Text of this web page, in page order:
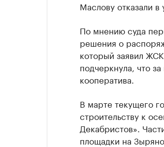
Маслову отказали в
По мнению суда
решения о
который заявил
подчеркнула, что
кооператива.
В марте текущего
строительству к
Декабристов».
площадки на